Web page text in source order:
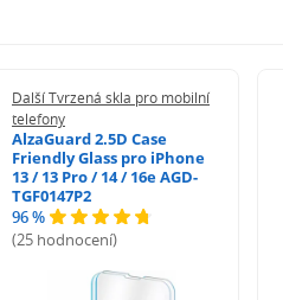
Další Tvrzená skla pro mobilní
telefony
AlzaGuard 2.5D Case
Friendly Glass pro iPhone
13 / 13 Pro / 14 / 16e AGD-
TGF0147P2
96 %
(25 hodnocení)